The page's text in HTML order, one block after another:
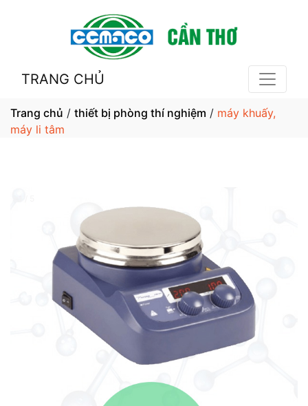
TRANG CHỦ
Trang chủ / thiết bị phòng thí nghiệm / máy khuấy,
máy li tâm